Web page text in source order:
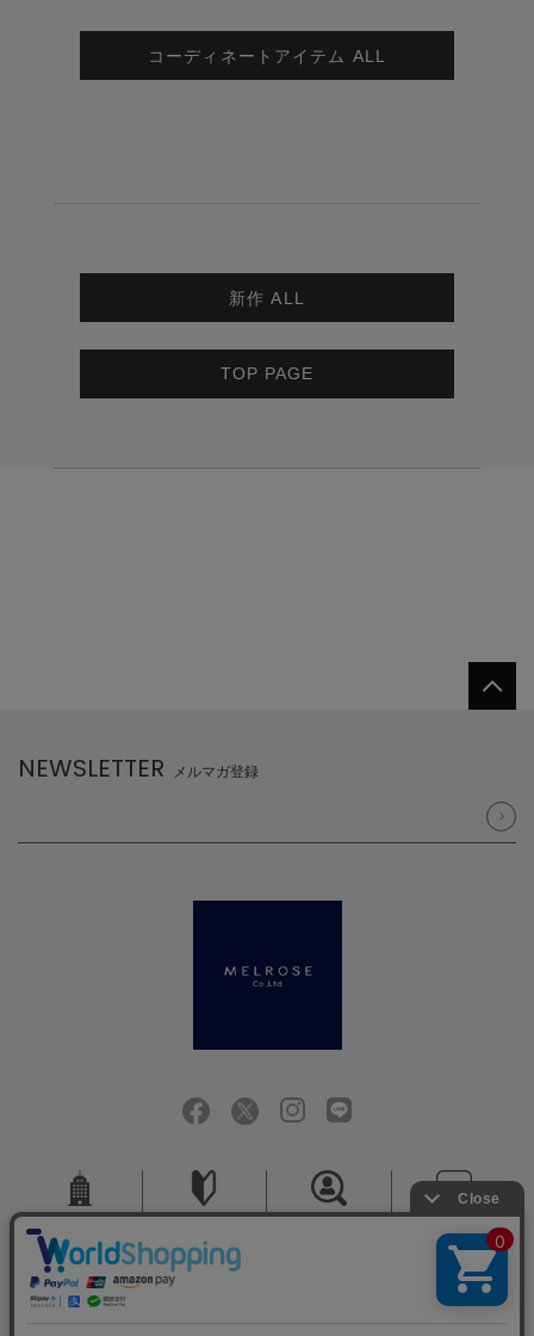
コーディネートアイテム ALL
新作 ALL
TOP PAGE
NEWSLETTER メルマガ登録
会社概要 お問い合せ
ご利用規約 特定商取引法に基づく表記